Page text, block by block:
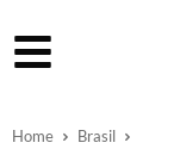
Home
Brasil